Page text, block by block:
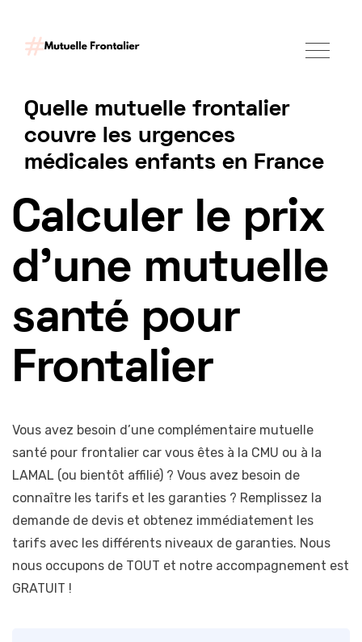
Quelle mutuelle frontalier
couvre les urgences
médicales enfants en France
Tarif mutuelle Frontalier 2025
Calculer le prix
d'une mutuelle
santé pour
Frontalier
Vous avez besoin d’une complémentaire mutuelle
santé pour frontalier car vous êtes à la CMU ou à la
LAMAL (ou bientôt affilié) ? Vous avez besoin de
connaître les tarifs et les garanties ? Remplissez la
demande de devis et obtenez immédiatement les
tarifs avec les différents niveaux de garanties. Nous
nous occupons de TOUT et notre accompagnement est
GRATUIT !